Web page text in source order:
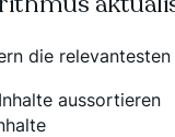
die
aussortieren